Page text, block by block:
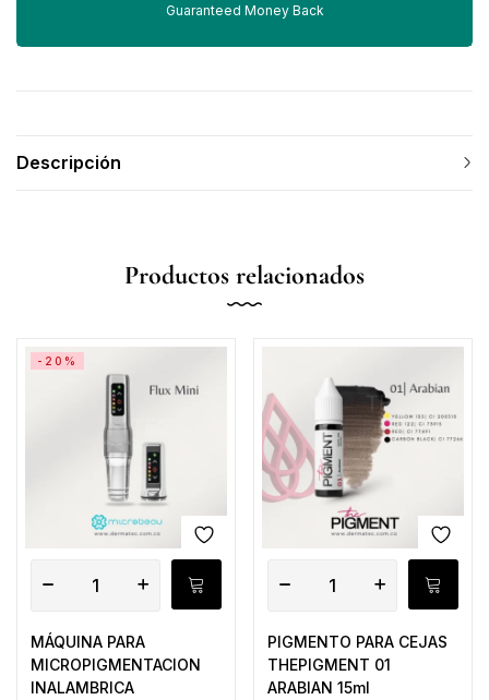
Guaranteed Money Back
Descripción
Productos relacionados
-20%
MÁQUINA PARA
MICROPIGMENTACION
INALAMBRICA
PIGMENTO PARA CEJAS
THEPIGMENT 01
ARABIAN 15ml